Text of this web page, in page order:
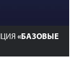
«БАЗОВЫЕ